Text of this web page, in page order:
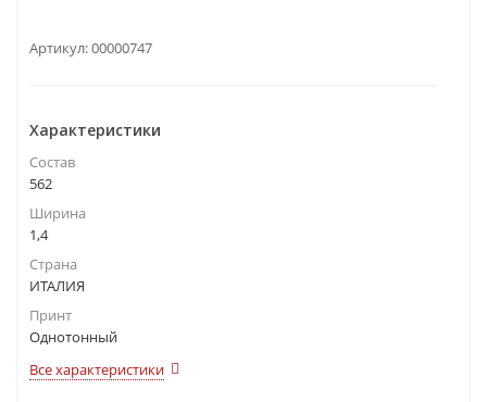
Артикул:00000747
Характеристики
Состав
562
Ширина
1,4
Страна
ИТАЛИЯ
Принт
Однотонный
Все характеристики